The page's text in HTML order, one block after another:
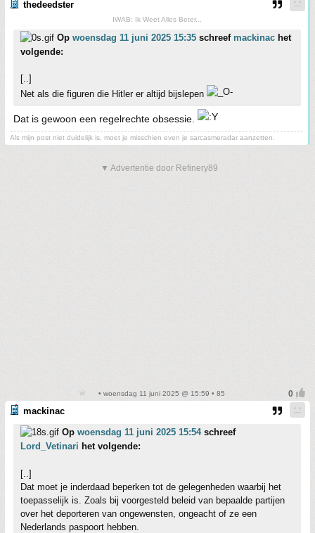
thedeedster
IWAB: Ik Weet Alles Beter...
Op woensdag 11 juni 2025 15:35 schreef mackinac het
volgende:
[..]
Net als die figuren die Hitler er altijd bijslepen
Dat is gewoon een regelrechte obsessie.
Als mijn post niet duidelijk is, moet je misschien even je sarcasmeradar aanzetten.
▼ Advertentie door Refinery89
• woensdag 11 juni 2025 @ 15:59 • 85
mackinac
Op woensdag 11 juni 2025 15:54schreef
Lord_Vetinari het volgende:
[..]
Dat moet je inderdaad beperken tot de gelegenheden waarbij het
toepasselijk is. Zoals bij voorgesteld beleid van bepaalde partijen
over het deporteren van ongewensten, ongeacht of ze een
Nederlands paspoort hebben.